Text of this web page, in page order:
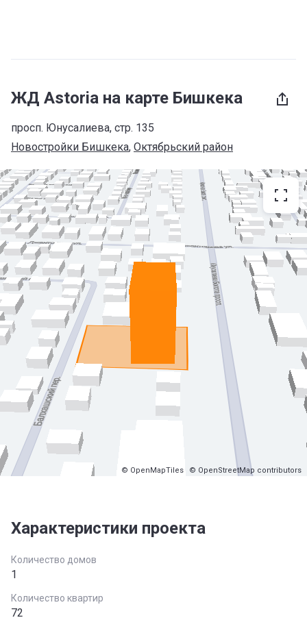
ЖД Astoria на карте Бишкека
просп. Юнусалиева, стр. 135
Новостройки Бишкека, Октябрьский район
© OpenMapTiles © OpenStreetMap contributors
Характеристики проекта
Количество домов
1
Количество квартир
72